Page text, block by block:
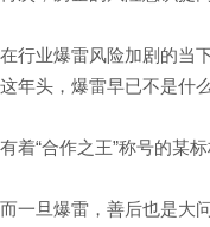
在行业爆雷风险加剧的当
这年头，爆雷早已不是什
有着“合作之王”称号的某
而一旦爆雷，善后也是大